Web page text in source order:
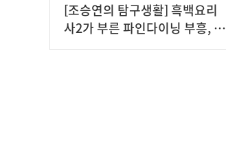
[조승연의 탐구생활] 흑백요리
사2가 부른 파인다이닝 부흥, 허
상인가?